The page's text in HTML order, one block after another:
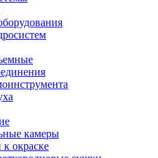
камеры
окраске